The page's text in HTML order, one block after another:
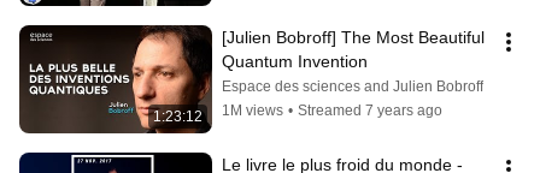
1:23:12
[Julien Bobroff] The Most Beautiful
Quantum Invention
Espace des sciences and Julien Bobroff
1M views • Streamed 7 years ago
Le livre le plus froid du monde -